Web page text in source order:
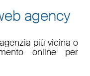
agency
più vicina o
online per